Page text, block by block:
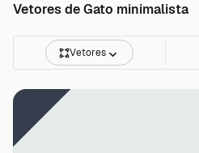
Vetores de Gato minimalista
Vetores